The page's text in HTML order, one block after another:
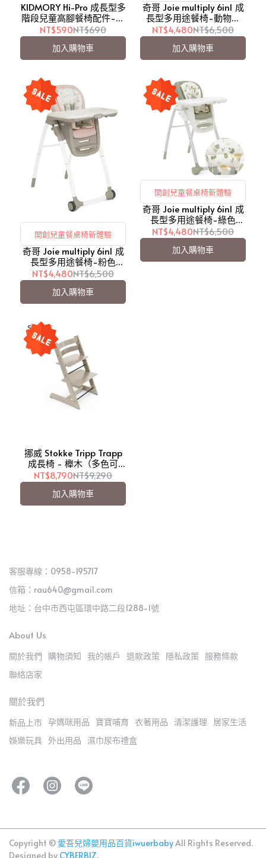
KIDMORY Hi-Pro 成長型多
階段兒童高腳餐椅配件-新
生兒保護墊 (KM-556)【愛
吾兒】※此商品為《餐椅
配件-新生兒保護墊》
NT$590NT$690
加入購物車
奇哥 Joie multiply 6in1 成
長型多用途餐椅-動物灰
(JBE48100A)【愛吾兒】
NT$4,480NT$6,500
加入購物車
開創兒童餐桌椅新體驗
奇哥 Joie multiply 6in1 成
長型多用途餐椅-粉色
(JBE81800P)【愛吾兒】
NT$4,480NT$6,500
加入購物車
開創兒童餐桌椅新體驗
奇哥 Joie multiply 6in1 成
長型多用途餐椅-綠色
(JBE48100G)【愛吾兒】
NT$4,480NT$6,500
加入購物車
挪威 Stokke Tripp Trapp
成長椅 - 櫸木（多色可
選）【愛吾兒】
NT$8,790NT$9,290
加入購物車
客服專線：0958-195717
信箱：rau640@gmail.com
地址：台中市西屯區環中路二段1288-1號
About Us
關於我們 購物須知 我的帳戶 退款政策 隱私政策 服務條款
聯絡店家
關於我們
新品上市 孕媽咪用品 寶寶哺育 衣著用品 清潔護理
居家生活
娛樂玩具 外出用品 濕巾尿布禮盒
Copyright © 愛吾兒婦嬰用品百貨iwuerbabyAll Rights Reserved.
Designed by CYBERBIZ.